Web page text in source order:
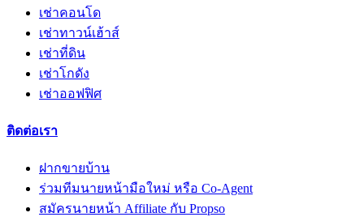
เช่าคอนโด
เช่าทาวน์เฮ้าส์
เช่าที่ดิน
เช่าโกดัง
เช่าออฟฟิศ
ติดต่อเรา
ฝากขายบ้าน
ร่วมทีมนายหน้ามือใหม่ หรือ Co-Agent
สมัครนายหน้า Affiliate กับ Propso